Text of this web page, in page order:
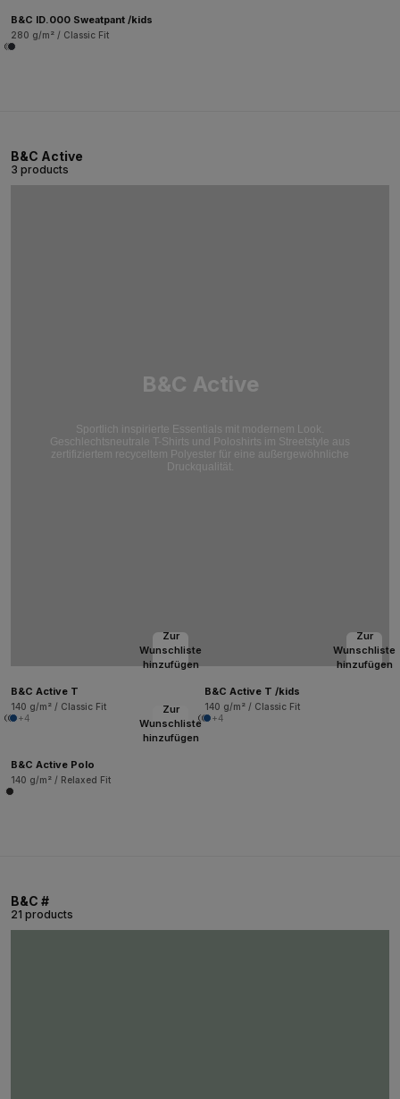
B&C ID.000 Sweatpant /kids
280 g/m² / Classic Fit
B&C Active
3 products
B&C Active
Sportlich inspirierte Essentials mit modernem Look.
Geschlechtsneutrale T-Shirts und Poloshirts im Streetstyle aus
zertifiziertem recyceltem Polyester für eine außergewöhnliche
Druckqualität.
Zur
Wunschliste
hinzufügen
B&C Active T
140 g/m² / Classic Fit
+4
Zur
Wunschliste
hinzufügen
B&C Active T /kids
140 g/m² / Classic Fit
+4
Zur
Wunschliste
hinzufügen
B&C Active Polo
140 g/m² / Relaxed Fit
B&C #
21 products